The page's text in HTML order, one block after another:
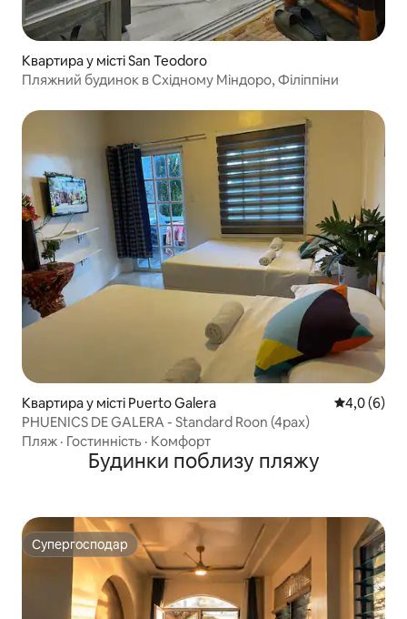
Квартира у місті San Teodoro
Пляжний будинок в Східному Міндоро, Філіппіни
Квартира у місті Puerto Galera Середня
4,0 (6)
PHUENICS DE GALERA - Standard Roon (4pax)
Пляж · Гостинність · Комфорт
Будинки поблизу пляжу
Супергосподар
Супергосподар